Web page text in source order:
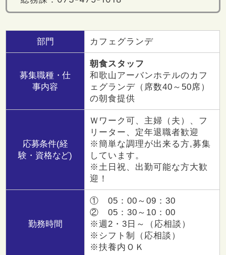
部門 カフェグランデ
募集職種・仕
事内容
朝食スタッフ
和歌山アーバンホテルのカフ
ェグランデ（席数40～50席）
の朝食提供
応募条件(経
験・資格など)
Ｗワーク可、主婦（夫）、フ
リーター、定年退職者歓迎
※簡単な調理が出来る方,募集
しています。
※土日祝、出勤可能な方大歓
迎！
勤務時間
① 05：00～09：30
② 05：30～10：00
※週2・3日～（応相談）
※シフト制（応相談）
※扶養内ＯＫ